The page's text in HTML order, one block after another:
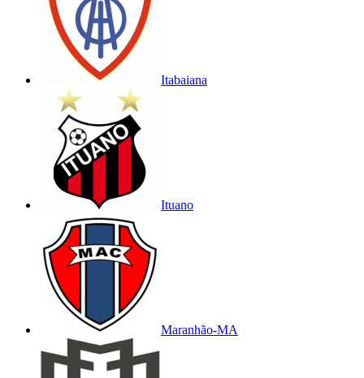
Itabaiana
Ituano
Maranhão-MA